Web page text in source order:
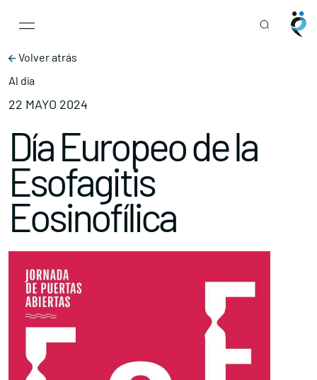
Main Navigation
Volver atrás
Al día
22 MAYO 2024
Día Europeo de la
Esofagitis
Eosinofílica